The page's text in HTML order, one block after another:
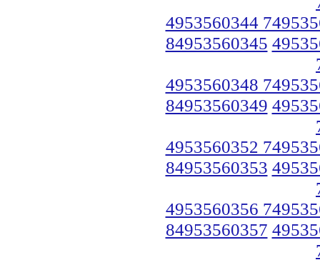
4953560344
84953560345
4953560348
84953560349
4953560352
84953560353
4953560356
84953560357